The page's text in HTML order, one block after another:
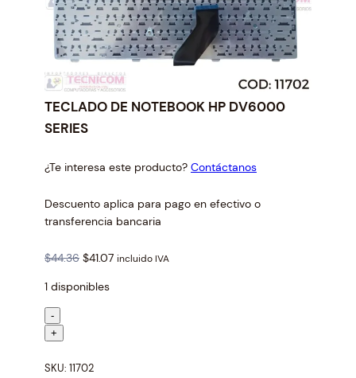
TECLADO DE NOTEBOOK HP DV6000
SERIES
¿Te interesa este producto? Contáctanos
Descuento aplica para pago en efectivo o
transferencia bancaria
$44.36 O
a
$41.07Cincluido IVA
1 disponibles
L
-
+
SKU: 11702